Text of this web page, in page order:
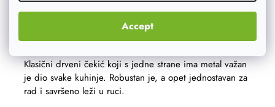
Accept
Bat s metalom s jedne strane
Klasični drveni čekić koji s jedne strane ima metal važan
je dio svake kuhinje. Robustan je, a opet jednostavan za
rad i savršeno leži u ruci.